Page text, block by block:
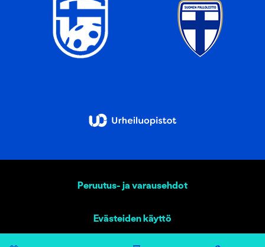
Peruutus- ja varausehdot
Evästeiden käyttö